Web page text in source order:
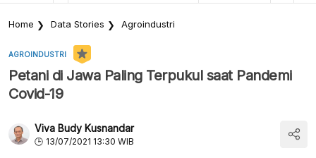
Home Data Stories Agroindustri
AGROINDUSTRI
Petani di Jawa Paling Terpukul saat Pandemi
Covid-19
Viva Budy Kusnandar
13/07/2021 13:30 WIB